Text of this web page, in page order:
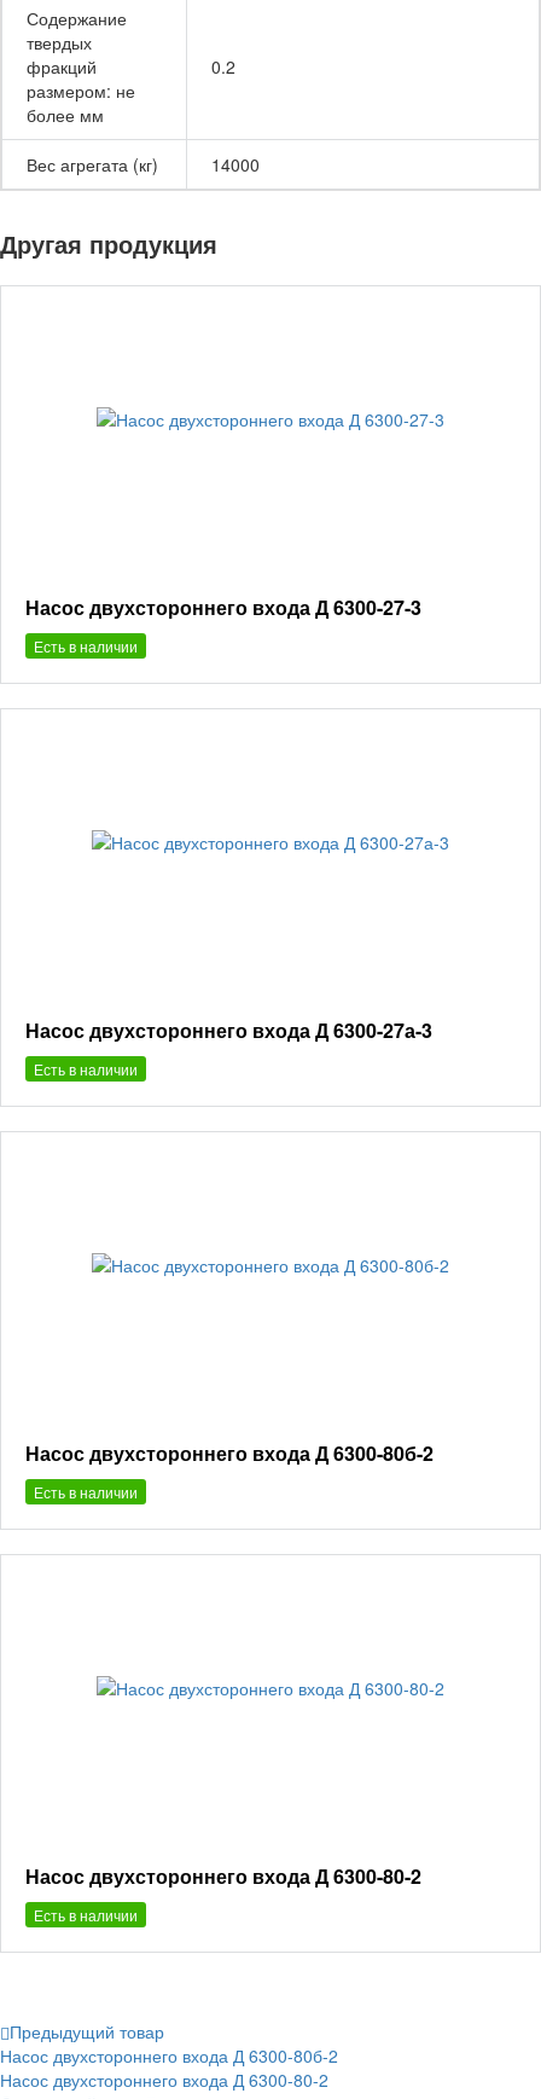
Содержание
твердых
фракций
размером: не
более мм
0.2
Вес агрегата (кг) 14000
Другая продукция
Насос двухстороннего входа Д 6300-27-3
Есть в наличии
Насос двухстороннего входа Д 6300-27а-3
Есть в наличии
Насос двухстороннего входа Д 6300-80б-2
Есть в наличии
Насос двухстороннего входа Д 6300-80-2
Есть в наличии
Предыдущий товар
Насос двухстороннего входа Д 6300-80б-2
Насос двухстороннего входа Д 6300-80-2